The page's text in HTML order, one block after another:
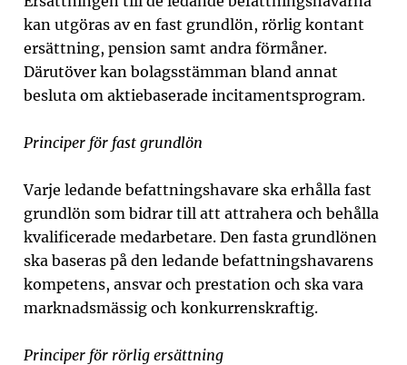
kan utgöras av en fast grundlön, rörlig kontant
ersättning, pension samt andra förmåner.
Därutöver kan bolagsstämman bland annat
besluta om aktiebaserade incitamentsprogram.
Principer för fast grundlön
Varje ledande befattningshavare ska erhålla fast
grundlön som bidrar till att attrahera och behålla
kvalificerade medarbetare. Den fasta grundlönen
ska baseras på den ledande befattningshavarens
kompetens, ansvar och prestation och ska vara
marknadsmässig och konkurrenskraftig.
Principer för rörlig ersättning